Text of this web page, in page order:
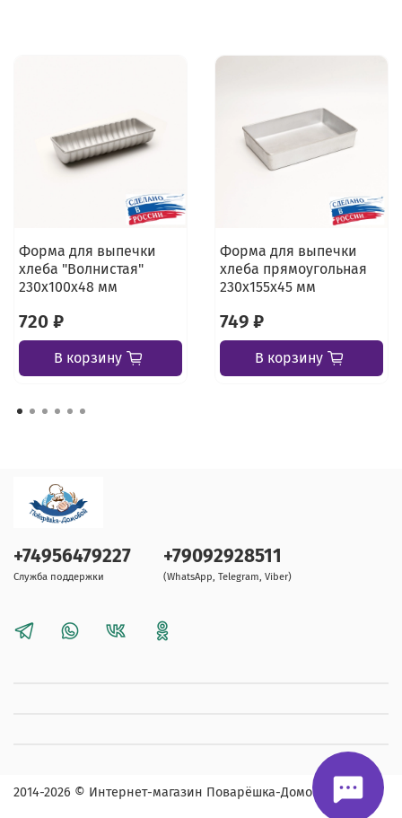
Форма для выпечки
хлеба "Волнистая"
230х100х48 мм
720 ₽
В корзину
Форма для выпечки
хлеба прямоугольная
230х155х45 мм
749 ₽
В корзину
+74956479227
Служба поддержки
+79092928511
(WhatsApp, Telegram, Viber)
2014-2026 © Интернет-магазин Поварёшка-Домовой